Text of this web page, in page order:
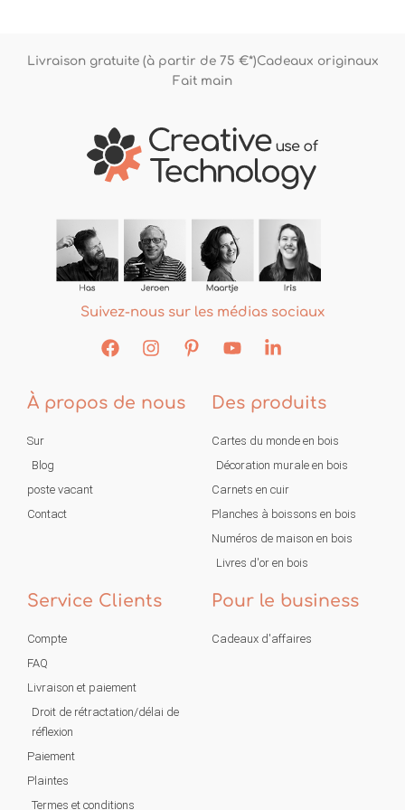
Livraison gratuite (à partir de 75 €*)Cadeaux originaux
Fait main
Suivez-nous sur les médias sociaux
À propos de nous
Sur
Blog
poste vacant
Contact
Des produits
Cartes du monde en bois
Décoration murale en bois
Carnets en cuir
Planches à boissons en bois
Numéros de maison en bois
Livres d'or en bois
Service Clients
Compte
FAQ
Livraison et paiement
Droit de rétractation/délai de
réflexion
Paiement
Plaintes
Termes et conditions
Pour le business
Cadeaux d'affaires